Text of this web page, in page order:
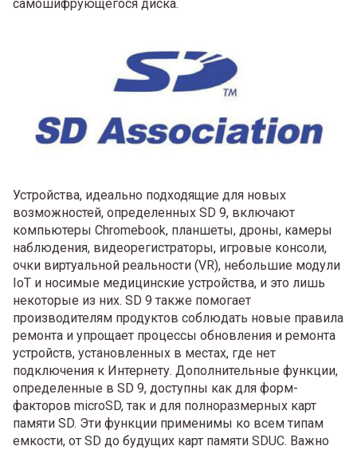
самошифрующегося диска.
Устройства, идеально подходящие для новых
возможностей, определенных SD 9, включают
компьютеры Chromebook, планшеты, дроны, камеры
наблюдения, видеорегистраторы, игровые консоли,
очки виртуальной реальности (VR), небольшие модули
IoT и носимые медицинские устройства, и это лишь
некоторые из них. SD 9 также помогает
производителям продуктов соблюдать новые правила
ремонта и упрощает процессы обновления и ремонта
устройств, установленных в местах, где нет
подключения к Интернету. Дополнительные функции,
определенные в SD 9, доступны как для форм-
факторов microSD, так и для полноразмерных карт
памяти SD. Эти функции применимы ко всем типам
емкости, от SD до будущих карт памяти SDUC. Важно